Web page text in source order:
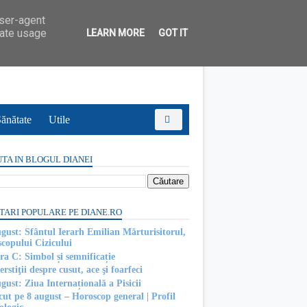
Utile
IN BLOGUL DIANEI
POPULARE PE DIANE.RO
Sfântul Ierarh Emilian Mărturisitorul,
Cizicului
C: Simbol și semnificație
despre cusut, ace şi foarfeci
Ziua Internațională a Pisicii
pe 8 august – Horoscop general | Profil
agent
usage
LEARN MORE GOT IT